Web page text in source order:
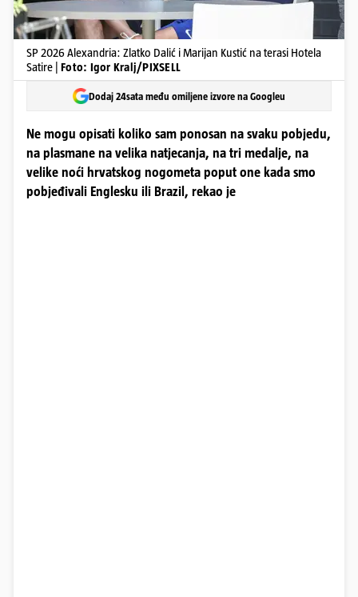
SP 2026 Alexandria: Zlatko Dalić i Marijan Kustić na terasi Hotela
Satire | Foto: Igor Kralj/PIXSELL
Dodaj 24sata među omiljene izvore na Googleu
Ne mogu opisati koliko sam ponosan na svaku pobjedu,
na plasmane na velika natjecanja, na tri medalje, na
velike noći hrvatskog nogometa poput one kada smo
pobjeđivali Englesku ili Brazil, rekao je